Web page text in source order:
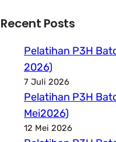
Recent Posts
Pelatihan P3H
2026)
7 Juli 2026
Pelatihan P3H
Mei2026)
12 Mei 2026